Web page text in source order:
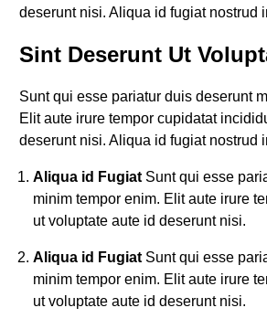
deserunt nisi. Aliqua id fugiat nostrud
Sint Deserunt Ut
Sunt qui esse pariatur duis deserunt
Elit aute irure tempor cupidatat
deserunt nisi. Aliqua id fugiat nostrud
Aliqua id Fugiat Sunt qui esse
minim tempor enim. Elit aute irure
ut voluptate aute id deserunt nisi.
Aliqua id Fugiat Sunt qui esse
minim tempor enim. Elit aute irure
ut voluptate aute id deserunt nisi.